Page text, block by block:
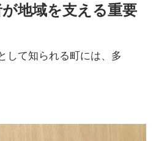
地域を支える重要
して知られる町には、多